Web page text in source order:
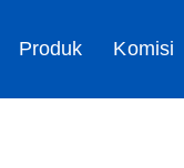
Produk Komisi